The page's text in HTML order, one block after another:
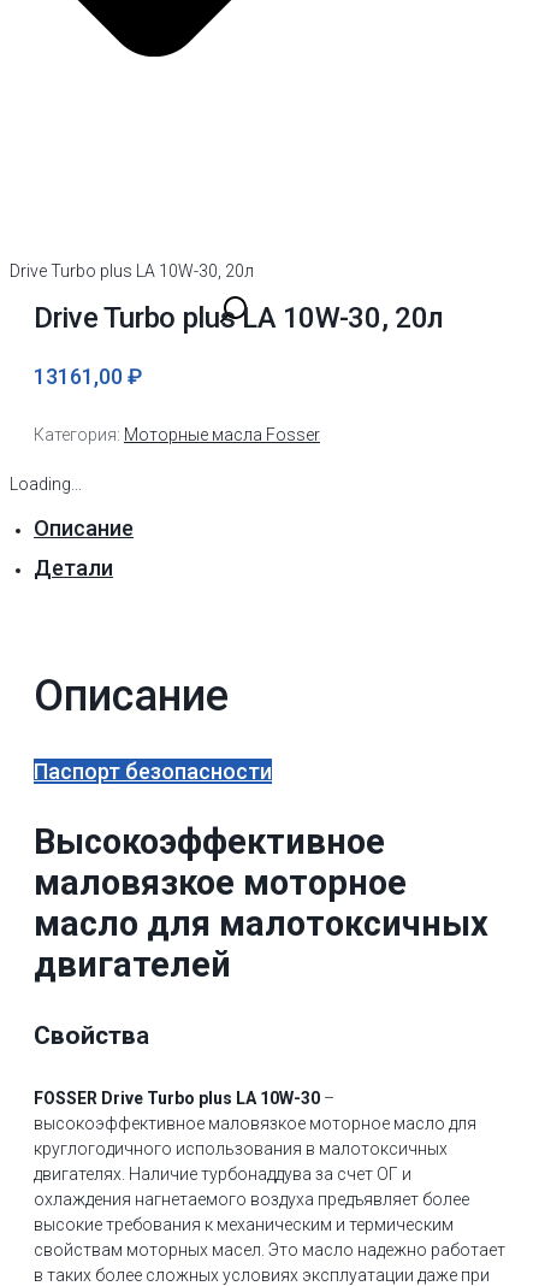
Drive Turbo plus LA 10W-30, 20л
Drive Turbo plus LA 10W-30, 20л
13161,00₽
Категория: Моторные масла Fosser
Loading...
Описание
Детали
Описание
Паспорт безопасности
Высокоэффективное
маловязкое моторное
масло для малотоксичных
двигателей
Cвойства
FOSSER Drive Turbo plus LA 10W-30 –
высокоэффективное маловязкое моторное масло для
круглогодичного использования в малотоксичных
двигателях. Наличие турбонаддува за счет ОГ и
охлаждения нагнетаемого воздуха предъявляет более
высокие требования к механическим и термическим
свойствам моторных масел. Это масло надежно работает
в таких более сложных условиях эксплуатации даже при